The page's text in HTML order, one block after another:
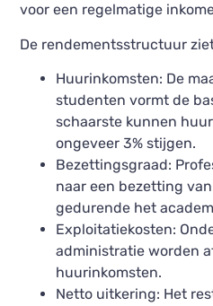
voor een regelmatige
De rendementsstructuur
Huurinkomsten: De
studenten vormt de
schaarste kunnen
ongeveer 3% stijgen.
Bezettingsgraad:
naar een bezetting
gedurende het
Exploitatiekosten:
administratie worden
huurinkomsten.
Netto uitkering: Het